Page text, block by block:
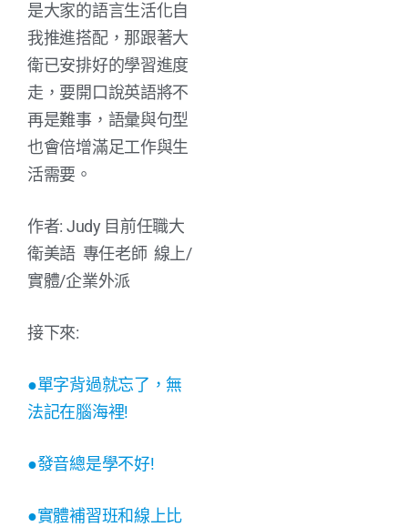
是大家的語言生活化自
我推進搭配，那跟著大
衛已安排好的學習進度
走，要開口說英語將不
再是難事，語彙與句型
也會倍增滿足工作與生
活需要。
作者: Judy 目前任職大
衛美語 專任老師 線上/
實體/企業外派
接下來:
●單字背過就忘了，無
法記在腦海裡!
●發音總是學不好!
●實體補習班和線上比